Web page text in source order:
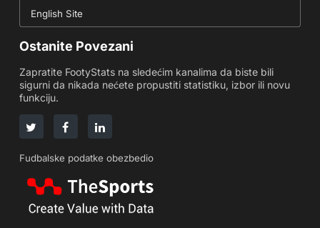
English Site
Ostanite Povezani
Zapratite FootyStats na sledećim kanalima da biste bili
sigurni da nikada nećete propustiti statistiku, izbor ili novu
funkciju.
Fudbalske podatke obezbedio